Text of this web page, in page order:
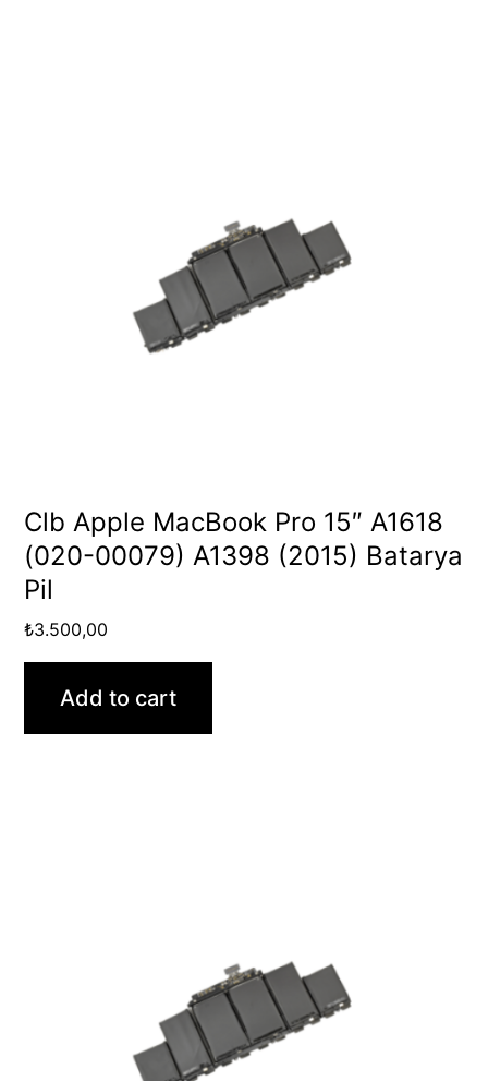
Clb Apple MacBook Pro 15″ A1618
(020-00079) A1398 (2015) Batarya
Pil
₺3.500,00
Add to cart